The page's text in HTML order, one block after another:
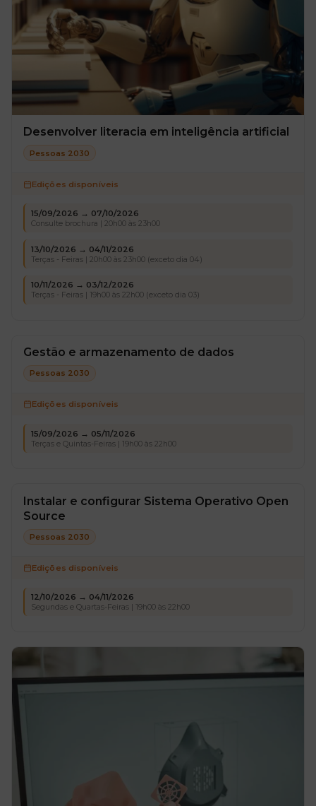
Desenvolver literacia em inteligência artificial
Pessoas 2030
Edições disponíveis
15/09/2026 → 07/10/2026
Consulte brochura | 20h00 às 23h00
13/10/2026 → 04/11/2026
Terças - Feiras | 20h00 às 23h00 (exceto dia 04)
10/11/2026 → 03/12/2026
Terças - Feiras | 19h00 às 22h00 (exceto dia 03)
Gestão e armazenamento de dados
Pessoas 2030
Edições disponíveis
15/09/2026 → 05/11/2026
Terças e Quintas-Feiras | 19h00 às 22h00
Instalar e configurar Sistema Operativo Open
Source
Pessoas 2030
Edições disponíveis
12/10/2026 → 04/11/2026
Segundas e Quartas-Feiras | 19h00 às 22h00